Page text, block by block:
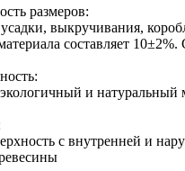
размеров:
выкручивания,
составляет
и натуральный
с внутренней и